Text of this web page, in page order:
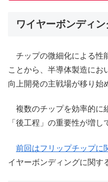
ワイヤーボンディン
チップの微細化による性
ことから、半導体製造にお
向上開発の主戦場が移り始
複数のチップを効率的に
「後工程」の重要性が増し
前回はフリップチップに
イヤーボンディングに関す